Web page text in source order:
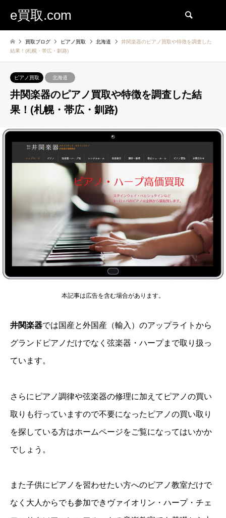
e買取.com
買取ブログ ピアノ買取 北海道
井関楽器のピアノ買取や特徴を調査した
結果！(札幌・帯広・釧路)
ピアノ買取 北海道
井関楽器のピアノ買取や特徴を調査した結
果！(札幌・帯広・釧路)
本記事は広告を含む場合があります。
井関楽器では国産と外国産（輸入）のアップライトから
グランドピアノだけでなく弦楽器・ハープまで取り扱っ
ています。
さらにピアノ調律や弦楽器の修理に加えてピアノの買い
取りも行っていますので不要になったピアノの買い取り
を探している方はホームページをご覧になってはいかか
でしょう。
また子供にピアノを習わせたい方へのピアノ教室だけで
なく大人からでも参加できヴァイオリン・ハープ・チェ